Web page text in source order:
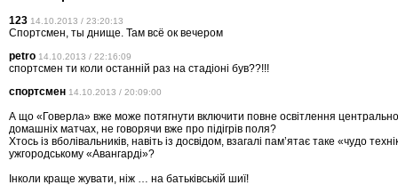
123 14.10.2013 / 23:20:13
Спортсмен, ты днище. Там всё ок вечером
petro 14.10.2013 / 22:16:09
спортсмен ти коли останній раз на стадіоні був??!!!
спортсмен 14.10.2013 / 20:09:00
А що «Говерла» вже може потягнути включити повне освітлення
домашніх матчах, не говорячи вже про підігрів поля?
Хтось із вболівальників, навіть із досвідом, взагалі пам’ятає таке «чудо
ужгородському «Авангарді»?
Інколи краще жувати, ніж … на батьківській шиї!